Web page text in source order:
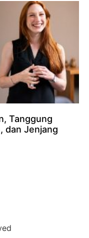
Tanggung
dan Jenjang